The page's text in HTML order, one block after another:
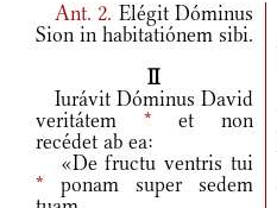
Ant. 2. Elégit Dóminus
Sion in habitatiónem sibi.
II
Iurávit Dóminus David
veritátem * et non
recédet ab ea:
«De fructu ventris tui
* ponam super sedem